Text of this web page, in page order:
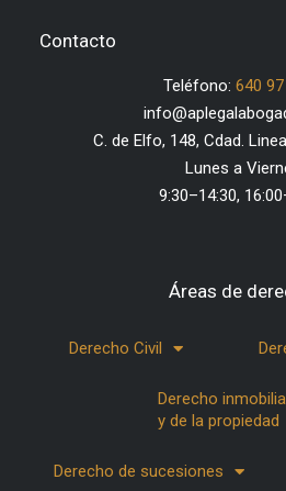
Contacto
Teléfono: 640
C. de Elfo, 148, Cdad.
Lunes a
9:30–14:30,
Áreas de
Derecho Civil
Derecho
y de la propiedad
Derecho de sucesiones